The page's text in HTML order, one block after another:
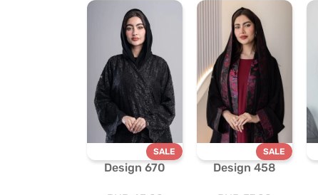
SALE
Design 458
SALE
Design 670